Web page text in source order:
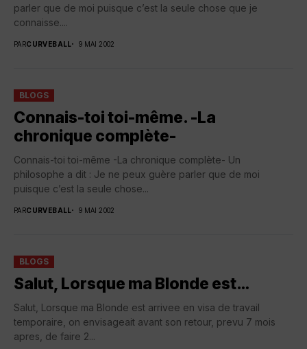
parler que de moi puisque c’est la seule chose que je
connaisse....
PARCURVEBALL 9 MAI 2002
BLOGS
Connais-toi toi-même. -La
chronique complète-
Connais-toi toi-même -La chronique complète- Un
philosophe a dit : Je ne peux guère parler que de moi
puisque c’est la seule chose...
PARCURVEBALL 9 MAI 2002
BLOGS
Salut, Lorsque ma Blonde est…
Salut, Lorsque ma Blonde est arrivee en visa de travail
temporaire, on envisageait avant son retour, prevu 7 mois
apres, de faire 2...